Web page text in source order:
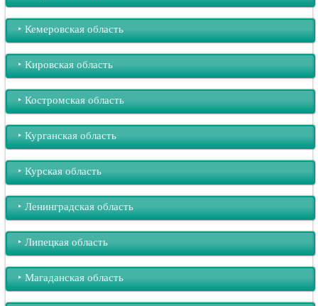
‣︎ Кемеровская область
‣︎ Кировская область
‣︎ Костромская область
‣︎ Курганская область
‣︎ Курская область
‣︎ Ленинградская область
‣︎ Липецкая область
‣︎ Магаданская область